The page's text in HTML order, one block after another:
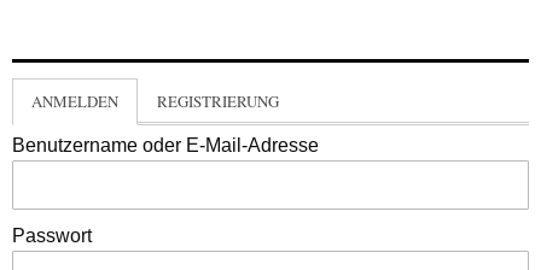
ANMELDEN REGISTRIERUNG
Benutzername oder E-Mail-Adresse
Passwort